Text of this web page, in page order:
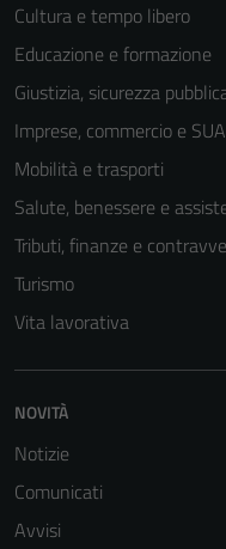
Cultura e tempo libero
Educazione e formazione
Giustizia, sicurezza
Imprese, commercio e
Mobilità e trasporti
Salute, benessere e
Tributi, finanze e
Turismo
Vita lavorativa
NOVITÀ
Notizie
Comunicati
Avvisi